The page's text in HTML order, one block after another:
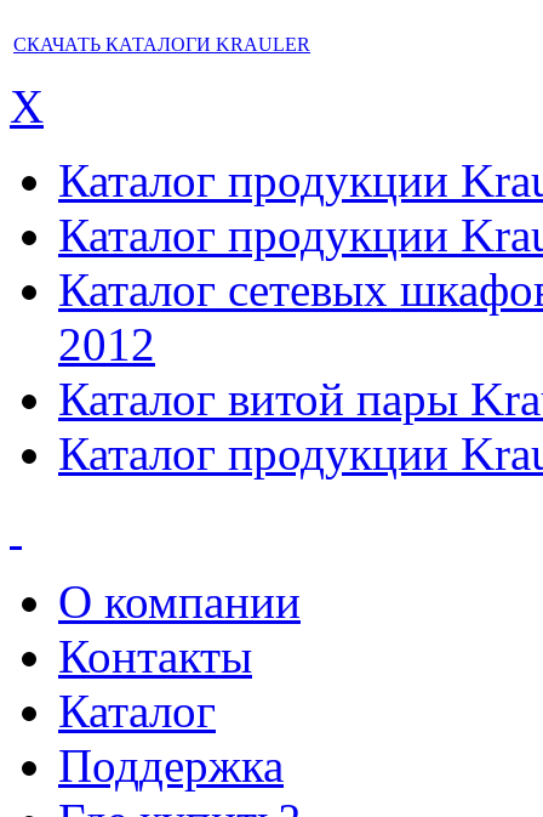
СКАЧАТЬ КАТАЛОГИ KRAULER
X
Каталог продукции
Каталог продукции
Каталог сетевых
2012
Каталог витой пары
Каталог продукции
О компании
Контакты
Каталог
Поддержка